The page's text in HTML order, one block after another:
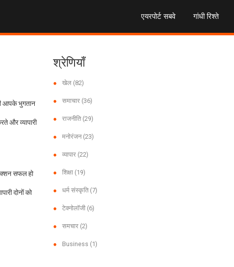
एयरपोर्ट सबवे गांधी रिश्ते
आपके भुगतान
और व्यापारी
सफल हो
दोनों को
श्रेणियाँ
खेल (82)
समाचार (36)
राजनीति (29)
मनोरंजन (23)
व्यापार (22)
शिक्षा (19)
धर्म संस्कृति (7)
टेक्नोलॉजी (6)
समचार (2)
Business (1)